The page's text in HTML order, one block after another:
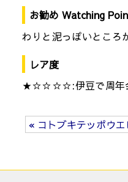
お勧め Watching
わりと泥っぽいところ
レア度
★☆☆☆☆:伊豆で周年会
« コトブキテッポウエ